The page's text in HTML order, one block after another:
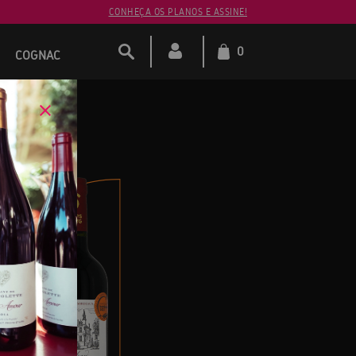
CONHEÇA OS PLANOS E ASSINE!
COGNAC 0